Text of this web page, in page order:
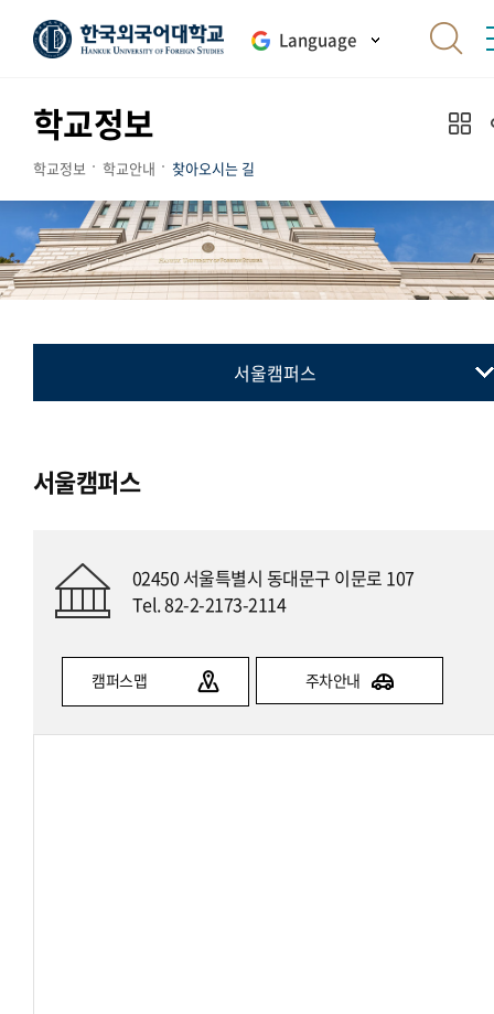
Language
학교정보
학교정보 학교안내 찾아오시는 길
서울캠퍼스
서울캠퍼스
02450 서울특별시 동대문구 이문로 107
Tel. 82-2-2173-2114
캠퍼스맵 주차안내